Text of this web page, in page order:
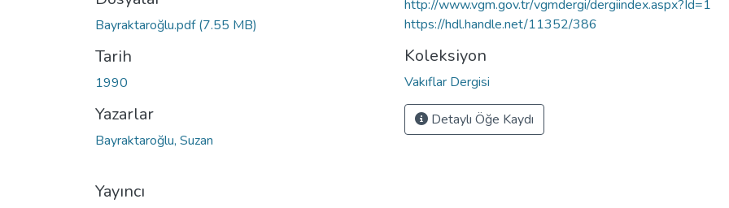
Bayraktaroğlu.pdf(7.55 MB)
Tarih
1990
Yazarlar
Bayraktaroğlu, Suzan
Yayıncı
http://www.vgm.gov.tr/vgmdergi/dergiindex.aspx?Id=1
https://hdl.handle.net/11352/386
Koleksiyon
Vakıflar Dergisi
Detaylı Öğe Kaydı